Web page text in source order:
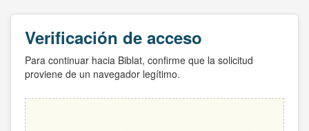
Verificación de acceso
Para continuar hacia Biblat, confirme que la solicitud
proviene de un navegador legítimo.